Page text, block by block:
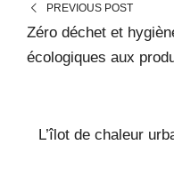
PREVIOUS POST
Zéro déchet et
écologiques aux
L’îlot de chaleur